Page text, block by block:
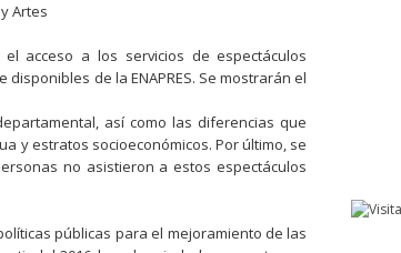
Artes
acceso a los servicios de espectáculos
de la ENAPRES. Se mostrarán el
así como las diferencias que
y estratos socioeconómicos. Por último, se
no asistieron a estos espectáculos
públicas para el mejoramiento de las